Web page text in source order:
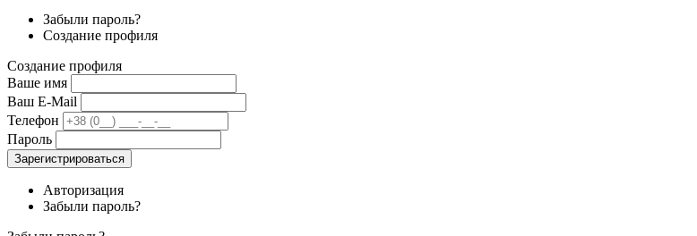
Забыли пароль?
Создание профиля
Создание профиля
Ваше имя
Ваш E-Mail
Телефон
Пароль
Зарегистрироваться
Авторизация
Забыли пароль?